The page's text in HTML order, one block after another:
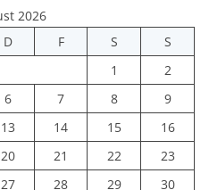
2026
D F S
S
1
2
6 7 8
9
13 14 15
16
20 21 22
23
27 28 29 30